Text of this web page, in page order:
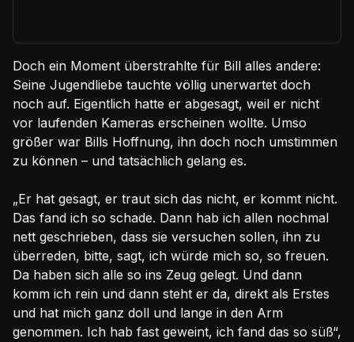
Doch ein Moment überstrahlte für Bill alles andere:
Seine Jugendliebe tauchte völlig unerwartet doch
noch auf. Eigentlich hatte er abgesagt, weil er nicht
vor laufenden Kameras erscheinen wollte. Umso
größer war Bills Hoffnung, ihn doch noch umstimmen
zu können – und tatsächlich gelang es.
„Er hat gesagt, er traut sich das nicht, er kommt nicht.
Das fand ich so schade. Dann hab ich allen nochmal
nett geschrieben, dass sie versuchen sollen, ihn zu
überreden, bitte, sagt, ich würde mich so, so freuen.
Da haben sich alle so ins Zeug gelegt. Und dann
komm ich rein und dann steht er da, direkt als Erstes
und hat mich ganz doll und lange in den Arm
genommen. Ich hab fast geweint, ich fand das so süß“,